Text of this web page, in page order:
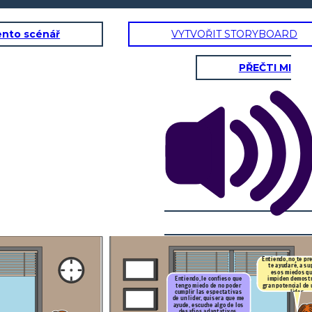
te
que Sebastian por último, recuerda esta
reflexión, un buen lider tiene la actitud
positiva para que las cosas pasen de la idea,
" Mirar desde el
Estrés",
scénář VYTVOŘIT STORYBOARD
PŘEČTI MI
Entiendo, le confieso que
tengo miedo de no poder
cumplir las espectativas
de un lider, quisera que me
ayude, escuche algo de los
Entiendo, no te
te ayudaré, a
esos miedos
impiden
gran potencial de
lider